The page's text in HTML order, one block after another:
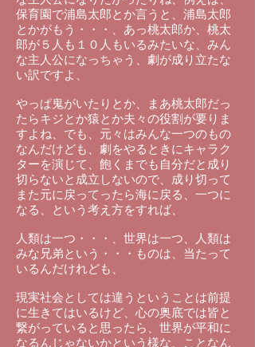
保育園で浦島太郎とか言うと、浦島太郎
とかがもう・・・、あっ桃太郎か、桃太
郎が５人も１０人もいるみたいな、みん
な主人公になっちゃう、劇が成り立たな
い訳ですよ、
やっぱ鬼がいたりとか、まあ桃太郎だっ
たらキジとか猿とか夫々の役割が要りま
すよね、でも、元々はみんな一つのもの
なんだけども、劇をやるときにキャラク
ターを演じて、飽くまでも自分だと成り
切らないと成立しないので、成り切って
また元に戻ってったら海に戻る、一つに
なる、という考え方をすれば、
人類は一つ・・・、世界は一つ、人類は
みな兄弟という・・・ものは、当たって
いるんだけれども、
現実社会としては違うということは前提
に生きてはいるけど、心の奥底では皆と
繋がっていると思ったら、世界が平和に
なるんじゃないかという様な、ことなん